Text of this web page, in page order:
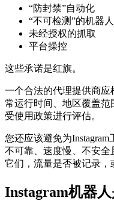
“防封禁”自动化
“不可检测”的机器人
未经授权的抓取
平台操控
这些承诺是红旗。
一个合法的代理提供商
常运行时间、地区覆盖
受使用政策进行评估。
您还应该避免为
不可靠、速度慢、不安全
它们，流量是否被记录，
Instagram机器